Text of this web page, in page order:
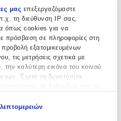
μας επεξεργαζόμαστε
τη διεύθυνση IP σας,
όπως cookies για να
πρόσβαση σε πληροφορίες στη
εξατομικευμένων
τις μετρήσεις σχετικά με
την καλύτερη εικόνα του κοινού
Έχετε τη δυνατότητα